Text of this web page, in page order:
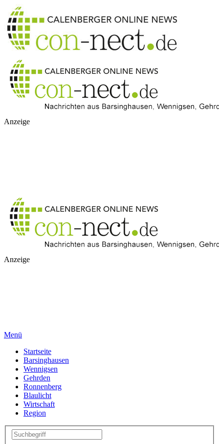
Anzeige
Anzeige
Menü
Startseite
Barsinghausen
Wennigsen
Gehrden
Ronnenberg
Blaulicht
Wirtschaft
Region